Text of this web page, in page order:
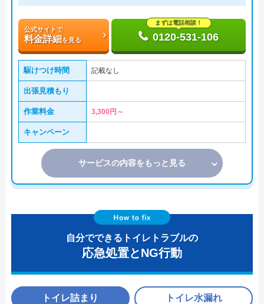
公式サイトで
料金詳細を見る
まずは電話相談！
0120-531-106
駆けつけ時間 記載なし
出張見積もり
作業料金 3,300円～
キャンペーン
サービスの内容をもっと見る
自分でできるトイレトラブルの
応急処置とNG行動
トイレ詰まり トイレ水漏れ